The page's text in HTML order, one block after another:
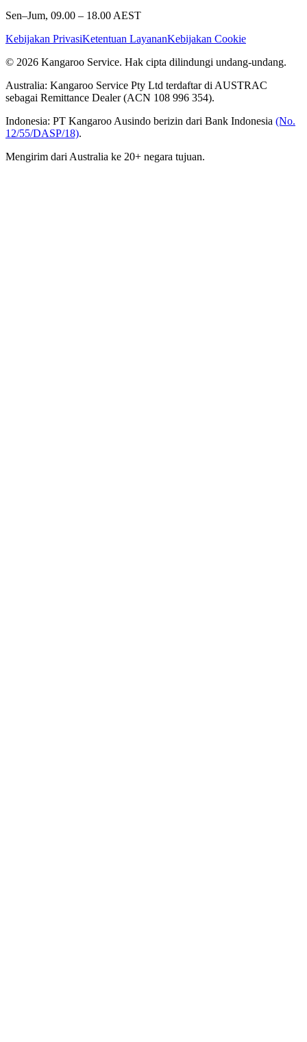
Sen–Jum, 09.00 – 18.00 AEST
Kebijakan PrivasiKetentuan LayananKebijakan Cookie
© 2026 Kangaroo Service. Hak cipta dilindungi undang-undang.
Australia: Kangaroo Service Pty Ltd terdaftar di AUSTRAC
sebagai Remittance Dealer (ACN 108 996 354).
Indonesia: PT Kangaroo Ausindo berizin dari Bank Indonesia (No.
12/55/DASP/18).
Mengirim dari Australia ke 20+ negara tujuan.